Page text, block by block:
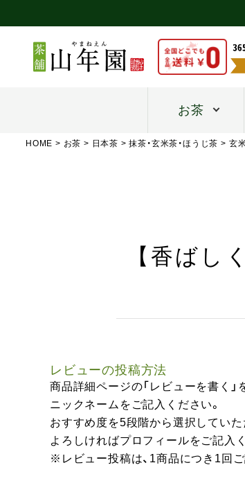
お茶
HOME お茶 日本茶 抹茶・玄米茶・ほうじ茶 玄
【香ばし
レビューの投稿方法
商品詳細ページの「レビューを書く」
ニックネームをご記入ください。
おすすめ度を5段階から選択していた
よろしければプロフィールをご記入く
※レビュー投稿は、1商品につき1回ご